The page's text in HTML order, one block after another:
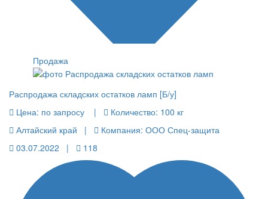
Продажа
Распродажа складских остатков ламп [Б/у]
Цена: по запросу | Количество: 100 кг
Алтайский край |
Компания: ООО Спец-защита
03.07.2022 |
118